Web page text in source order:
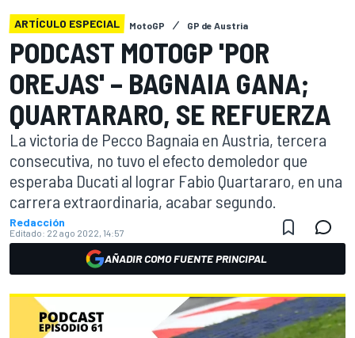
ARTÍCULO ESPECIAL MotoGP GP de Austria
PODCAST MOTOGP 'POR
OREJAS' – BAGNAIA GANA;
QUARTARARO, SE REFUERZA
La victoria de Pecco Bagnaia en Austria, tercera
consecutiva, no tuvo el efecto demoledor que
esperaba Ducati al lograr Fabio Quartararo, en una
carrera extraordinaria, acabar segundo.
Redacción
Editado: 22 ago 2022, 14:57
AÑADIR COMO FUENTE PRINCIPAL